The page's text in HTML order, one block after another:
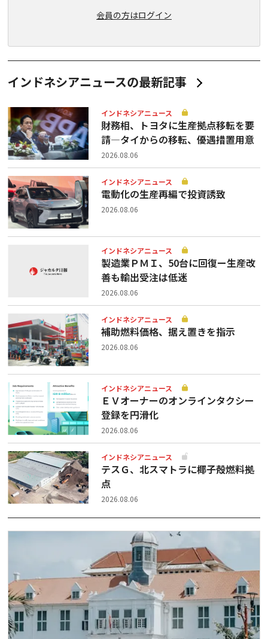
会員の方はログイン
インドネシアニュースの最新記事
インドネシアニュース
財務相、トヨタに生産拠点移転を要
請—タイからの移転、優遇措置用意
2026.08.06
インドネシアニュース
電動化の生産再編で投資誘致
2026.08.06
インドネシアニュース
製造業ＰＭＩ、50台に回復ー生産改
善も輸出受注は低迷
2026.08.06
インドネシアニュース
補助燃料価格、据え置きを指示
2026.08.06
インドネシアニュース
ＥＶオーナーのオンラインタクシー
登録を円滑化
2026.08.06
インドネシアニュース
テスＧ、北スマトラに椰子殻燃料拠
点
2026.08.06